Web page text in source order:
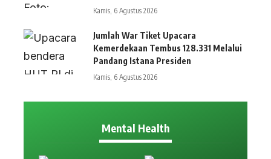
Kamis, 6 Agustus 2026
Jumlah War Tiket Upacara
Kemerdekaan Tembus 128.331 Melalui
Pandang Istana Presiden
Kamis, 6 Agustus 2026
Mental Health